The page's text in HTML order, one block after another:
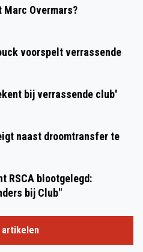
Marc Overmars?
voorspelt verrassende
bij verrassende club'
naast droomtransfer te
RSCA blootgelegd:
bij Club"
artikelen